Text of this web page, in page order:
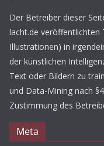
Der Betreiber dieser
lacht.de veröffentlichten
Illustrationen) in
der künstlichen
Text oder Bildern zu
und Data-Mining nach
Zustimmung des
Meta